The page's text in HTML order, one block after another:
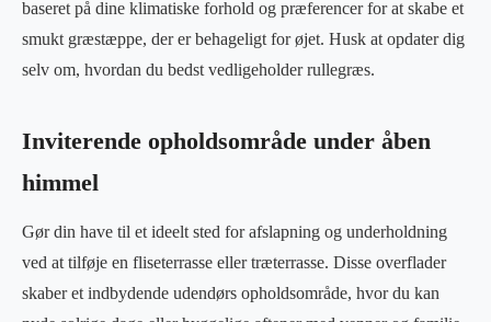
baseret på dine klimatiske forhold og præferencer for at skabe et
smukt græstæppe, der er behageligt for øjet. Husk at opdater dig
selv om, hvordan du bedst vedligeholder rullegræs.
Inviterende opholdsområde under åben
himmel
Gør din have til et ideelt sted for afslapning og underholdning
ved at tilføje en fliseterrasse eller træterrasse. Disse overflader
skaber et indbydende udendørs opholdsområde, hvor du kan